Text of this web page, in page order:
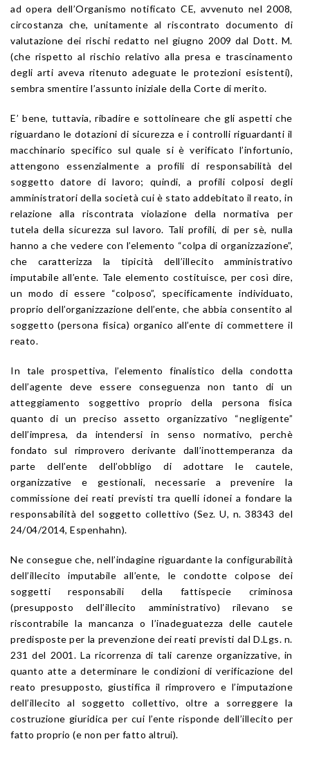
ad opera dell’Organismo notificato CE, avvenuto nel 2008,
circostanza che, unitamente al riscontrato documento di
valutazione dei rischi redatto nel giugno 2009 dal Dott. M.
(che rispetto al rischio relativo alla presa e trascinamento
degli arti aveva ritenuto adeguate le protezioni esistenti),
sembra smentire l’assunto iniziale della Corte di merito.
E’ bene, tuttavia, ribadire e sottolineare che gli aspetti che
riguardano le dotazioni di sicurezza e i controlli riguardanti il
macchinario specifico sul quale si è verificato l’infortunio,
attengono essenzialmente a profili di responsabilità del
soggetto datore di lavoro; quindi, a profili colposi degli
amministratori della società cui è stato addebitato il reato, in
relazione alla riscontrata violazione della normativa per
tutela della sicurezza sul lavoro. Tali profili, di per sè, nulla
hanno a che vedere con l’elemento “colpa di organizzazione”,
che caratterizza la tipicità dell’illecito amministrativo
imputabile all’ente. Tale elemento costituisce, per così dire,
un modo di essere “colposo”, specificamente individuato,
proprio dell’organizzazione dell’ente, che abbia consentito al
soggetto (persona fisica) organico all’ente di commettere il
reato.
In tale prospettiva, l’elemento finalistico della condotta
dell’agente deve essere conseguenza non tanto di un
atteggiamento soggettivo proprio della persona fisica
quanto di un preciso assetto organizzativo “negligente”
dell’impresa, da intendersi in senso normativo, perchè
fondato sul rimprovero derivante dall’inottemperanza da
parte dell’ente dell’obbligo di adottare le cautele,
organizzative e gestionali, necessarie a prevenire la
commissione dei reati previsti tra quelli idonei a fondare la
responsabilità del soggetto collettivo (Sez. U, n. 38343 del
24/04/2014, Espenhahn).
Ne consegue che, nell’indagine riguardante la configurabilità
dell’illecito imputabile all’ente, le condotte colpose dei
soggetti responsabili della fattispecie criminosa
(presupposto dell’illecito amministrativo) rilevano se
riscontrabile la mancanza o l’inadeguatezza delle cautele
predisposte per la prevenzione dei reati previsti dal D.Lgs. n.
231 del 2001. La ricorrenza di tali carenze organizzative, in
quanto atte a determinare le condizioni di verificazione del
reato presupposto, giustifica il rimprovero e l’imputazione
dell’illecito al soggetto collettivo, oltre a sorreggere la
costruzione giuridica per cui l’ente risponde dell’illecito per
fatto proprio (e non per fatto altrui).